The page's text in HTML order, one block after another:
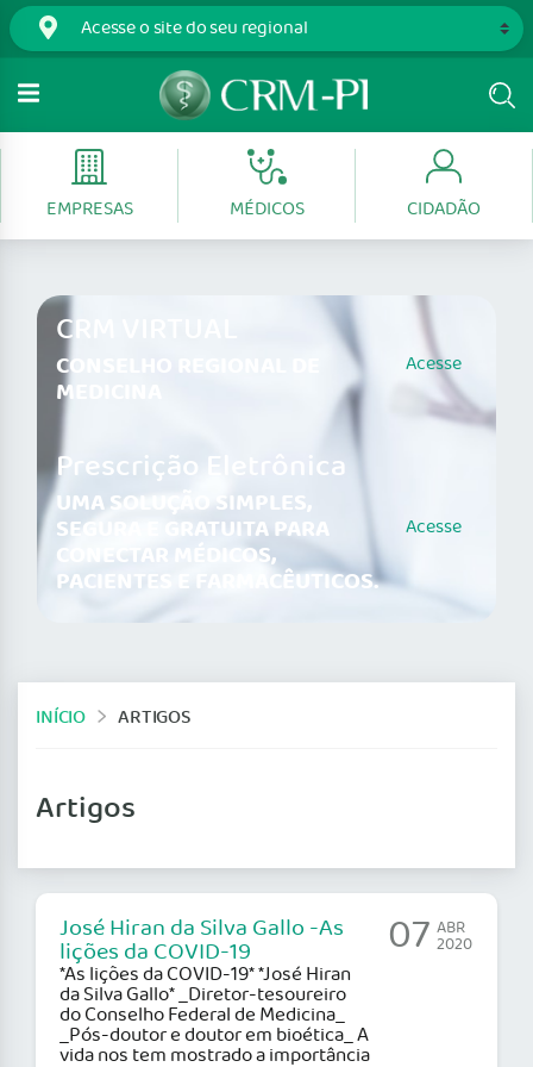
EMPRESAS MÉDICOS CIDADÃO
CRM VIRTUAL
CONSELHO REGIONAL DE
MEDICINA
Acesse
Prescrição Eletrônica
UMA SOLUÇÃO SIMPLES,
SEGURA E GRATUITA PARA
CONECTAR MÉDICOS,
PACIENTES E FARMACÊUTICOS.
Acesse
INÍCIO ARTIGOS
Artigos
José Hiran da Silva Gallo -As
lições da COVID-19
*As lições da COVID-19* *José Hiran
da Silva Gallo* _Diretor-tesoureiro
do Conselho Federal de Medicina_
_Pós-doutor e doutor em bioética_ A
vida nos tem mostrado a importância
07 ABR
2020